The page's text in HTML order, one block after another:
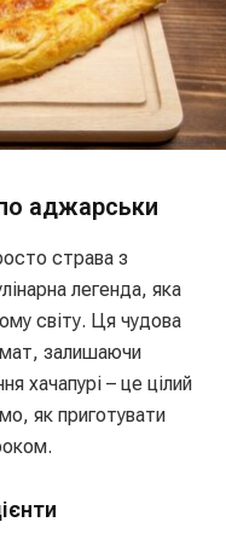
аджарськи
страва з
легенда, яка
світу. Ця чудова
залишаючи
хачапурі – це цілий
як приготувати